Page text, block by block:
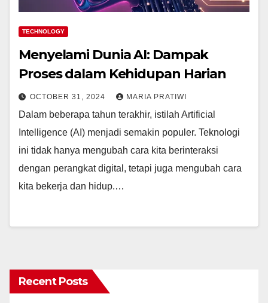
TECHNOLOGY
Menyelami Dunia AI: Dampak
Proses dalam Kehidupan Harian
OCTOBER 31, 2024 MARIA PRATIWI
Dalam beberapa tahun terakhir, istilah Artificial
Intelligence (AI) menjadi semakin populer. Teknologi
ini tidak hanya mengubah cara kita berinteraksi
dengan perangkat digital, tetapi juga mengubah cara
kita bekerja dan hidup.…
Recent Posts